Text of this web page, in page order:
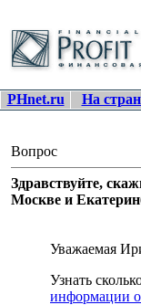
PHnet.ru
На
Вопрос
Здравствуйте,
Москве и
Уважаемая
Узнать
информации